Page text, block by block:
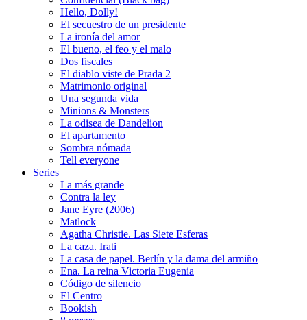
Hello, Dolly!
El secuestro de un presidente
La ironía del amor
El bueno, el feo y el malo
Dos fiscales
El diablo viste de Prada 2
Matrimonio original
Una segunda vida
Minions & Monsters
La odisea de Dandelion
El apartamento
Sombra nómada
Tell everyone
Series
La más grande
Contra la ley
Jane Eyre (2006)
Matlock
Agatha Christie. Las Siete Esferas
La caza. Irati
La casa de papel. Berlín y la dama del armiño
Ena. La reina Victoria Eugenia
Código de silencio
El Centro
Bookish